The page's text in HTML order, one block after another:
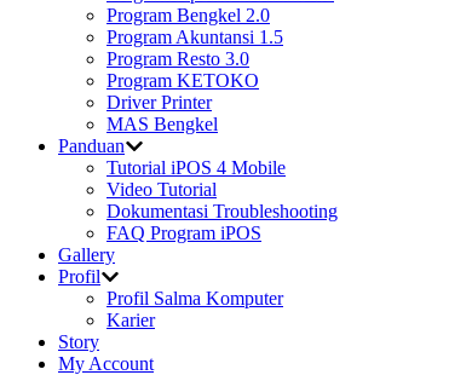
Program Bengkel 2.0
Program Akuntansi 1.5
Program Resto 3.0
Program KETOKO
Driver Printer
MAS Bengkel
Panduan
Tutorial iPOS 4 Mobile
Video Tutorial
Dokumentasi Troubleshooting
FAQ Program iPOS
Gallery
Profil
Profil Salma Komputer
Karier
Story
My Account